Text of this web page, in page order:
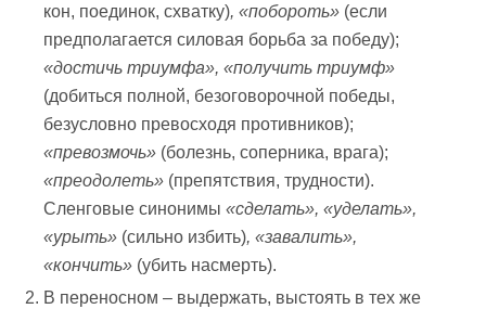
кон, поединок, схватку), «побороть» (если
предполагается силовая борьба за победу);
«достичь триумфа», «получить триумф»
(добиться полной, безоговорочной победы,
безусловно превосходя противников);
«превозмочь» (болезнь, соперника, врага);
«преодолеть» (препятствия, трудности).
Сленговые синонимы«сделать», «уделать»,
«урыть» (сильно избить), «завалить»,
«кончить» (убить насмерть).
В переносном – выдержать, выстоять в тех же